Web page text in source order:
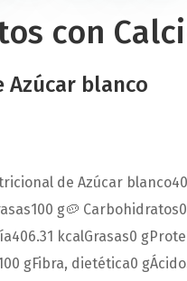
con
Azúcar blanco
de Azúcar
g🥔
kcalGrasas0
gFibra, dietética0